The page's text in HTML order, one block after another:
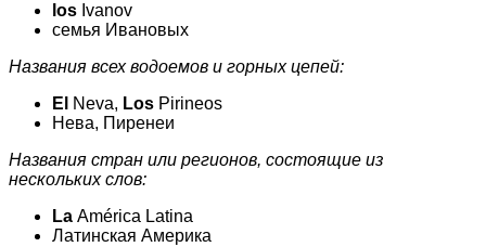
los Ivanov
семья Ивановых
Названия всех водоемов и горных цепей:
El
Neva, Los Pirineos
Нева, Пиренеи
Названия стран или регионов, состоящие из
нескольких слов:
La América Latina
Латинская Америка